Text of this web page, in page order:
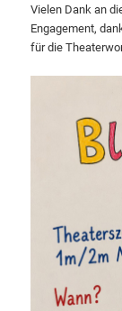
Vielen Dank an
Engagement,
für die